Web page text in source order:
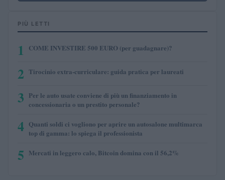
PIÙ LETTI
1 COME INVESTIRE 500 EURO (per guadagnare)?
2 Tirocinio extra-curriculare: guida pratica per laureati
3 Per le auto usate conviene di più un finanziamento in
concessionaria o un prestito personale?
4 Quanti soldi ci vogliono per aprire un autosalone multimarca
top di gamma: lo spiega il professionista
5 Mercati in leggero calo, Bitcoin domina con il 56,2%